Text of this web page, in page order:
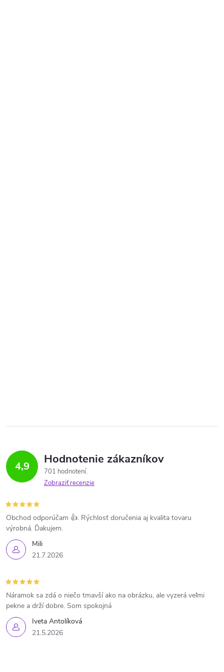
4,9 Hodnotenie zákazníkov
701 hodnotení
Zobraziť recenzie
Mili
21.7.2026
Obchod odporúčam 👍. Rýchlosť doručenia aj kvalita tovaru
výrobná. Ďakujem.
Iveta Antolíková
21.5.2026
Náramok sa zdá o niečo tmavší ako na obrázku, ale vyzerá veľmi
pekne a drží dobre. Som spokojná